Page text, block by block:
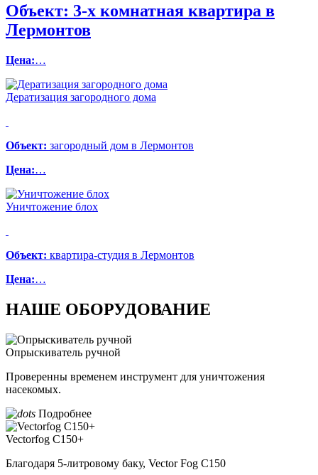
Объект: 3-х комнатная квартира в
Лермонтов
Цена:…
Дератизация загородного дома
Объект: загородный дом в Лермонтов
Цена:…
Уничтожение блох
Объект: квартира-студия в Лермонтов
Цена:…
НАШЕ ОБОРУДОВАНИЕ
Опрыскиватель ручной
Проверенны временем инструмент для уничтожения
насекомых.
Подробнее
Vectorfog С150+
Благодаря 5-литровому баку, Vector Fog C150